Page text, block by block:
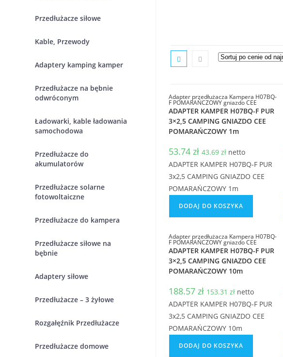
Adapter przedłużacza Kampera H07BQ-
F POMARAŃCZOWY gniazdo CEE
ADAPTER KAMPER H07BQ-F PUR
3×2,5 CAMPING GNIAZDO CEE
POMARAŃCZOWY 1m
53.74zł 43.69zł netto
ADAPTER KAMPER H07BQ-F PUR
3x2,5 CAMPING GNIAZDO CEE
POMARAŃCZOWY 1m
DODAJ DO KOSZYKA
Adapter przedłużacza Kampera H07BQ-
F POMARAŃCZOWY gniazdo CEE
ADAPTER KAMPER H07BQ-F PUR
3×2,5 CAMPING GNIAZDO CEE
POMARAŃCZOWY 10m
188.57 zł 153.31zł netto
ADAPTER KAMPER H07BQ-F PUR
3x2,5 CAMPING GNIAZDO CEE
POMARAŃCZOWY 10m
DODAJ DO KOSZYKA
Przedłużacze siłowe
Kable, Przewody
Adaptery kamping kamper
Przedłużacze na bębnie
odwróconym
Ładowarki, kable ładowania
samochodowa
Przedłużacze do
akumulatorów
Przedłużacze solarne
fotowoltaiczne
Przedłużacze do kampera
Przedłużacze siłowe na
bębnie
Adaptery siłowe
Przedłużacze – 3 żyłowe
Rozgałęźnik Przedłużacze
Przedłużacze domowe